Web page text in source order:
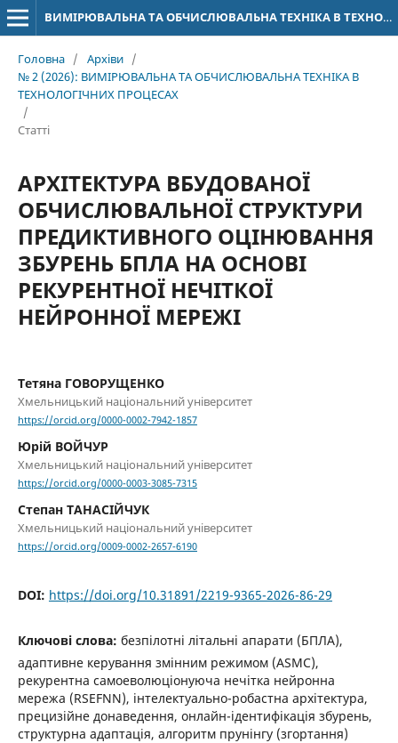
ВИМІРЮВАЛЬНА ТА ОБЧИСЛЮВАЛЬНА ТЕХНІКА В ТЕХНОЛОГІЧНИХ ПРОЦЕСАХ
Головна / Архіви /
№ 2 (2026): ВИМІРЮВАЛЬНА ТА ОБЧИСЛЮВАЛЬНА ТЕХНІКА В
ТЕХНОЛОГІЧНИХ ПРОЦЕСАХ
/
Статті
АРХІТЕКТУРА ВБУДОВАНОЇ
ОБЧИСЛЮВАЛЬНОЇ СТРУКТУРИ
ПРЕДИКТИВНОГО ОЦІНЮВАННЯ
ЗБУРЕНЬ БПЛА НА ОСНОВІ
РЕКУРЕНТНОЇ НЕЧІТКОЇ
НЕЙРОННОЇ МЕРЕЖІ
Тетяна ГОВОРУЩЕНКО
Хмельницький національний університет
https://orcid.org/0000-0002-7942-1857
Юрій ВОЙЧУР
Хмельницький національний університет
https://orcid.org/0000-0003-3085-7315
Степан ТАНАСІЙЧУК
Хмельницький національний університет
https://orcid.org/0009-0002-2657-6190
DOI: https://doi.org/10.31891/2219-9365-2026-86-29
Ключові слова: безпілотні літальні апарати (БПЛА),
адаптивне керування змінним режимом (ASMC),
рекурентна самоеволюціонуюча нечітка нейронна
мережа (RSEFNN), інтелектуально-робастна архітектура,
прецизійне донаведення, онлайн-ідентифікація збурень,
структурна адаптація, алгоритм прунінгу (згортання)